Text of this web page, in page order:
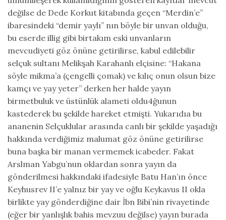
değilse de Dede Korkut kitabında geçen “Merdin’e”
ibaresindeki “demir yaylı” nın böyle bir unvan olduğu,
bu eserde illig gibi birtakım eski unvanların
mevcudiyeti göz önüne getirilirse, kabul edilebilir
selçuk sultanı Melikşah Karahanlı elçisine: “Hakana
söyle mikma’a (çengelli çomak) ve kılıç onun olsun bize
kamçı ve yay yeter” derken her halde yayın
birmetbuluk ve üstünlük alameti oldu4ğunun
kastederek bu şekilde hareket etmişti. Yukarıdıa bu
ananenin Selçuklular arasında canlı bir şekilde yaşadığı
hakkında verdiğimiz malumat göz önüne getirilirse
buna başka bir manan vermemek icabeder. Fakat
Arslman Yabgu’nun oklardan sonra yayın da
gönderilmesi hakkındaki ifadesiyle Batu Han’ın önce
Keyhusrev II’e yalnız bir yay ve oğlu Keykavus II okla
birlikte yay gönderdiğine dair İbn Bibi’nin rivayetinde
(eğer bir yanlışlık bahis mevzuu değilse) yayın burada